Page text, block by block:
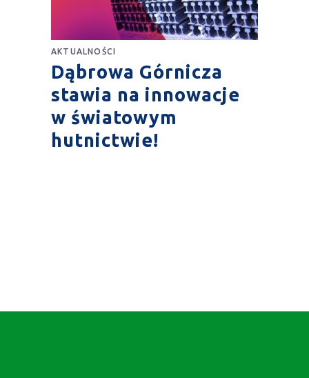
AKTUALNOŚCI
Dąbrowa Górnicza
stawia na innowacje
w światowym
hutnictwie!